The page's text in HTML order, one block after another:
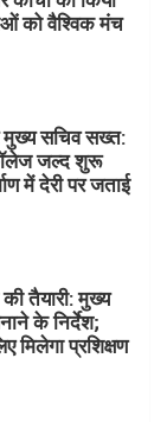
को वैश्विक मंच
मुख्य सचिव सख्त:
जल्द शुरू
में देरी पर जताई
तैयारी: मुख्य
के निर्देश;
मिलेगा प्रशिक्षण